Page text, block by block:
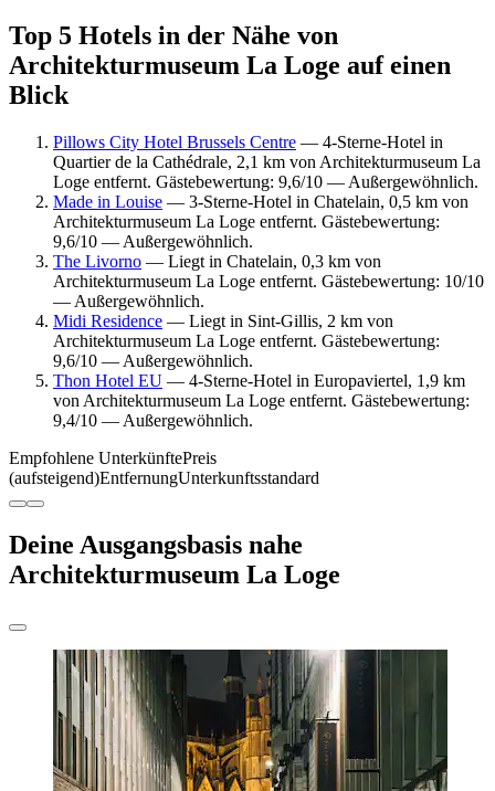
Top 5 Hotels in der Nähe von
Architekturmuseum La Loge auf einen
Blick
Pillows City Hotel Brussels Centre — 4-Sterne-Hotel in
Quartier de la Cathédrale, 2,1 km von Architekturmuseum La
Loge entfernt. Gästebewertung: 9,6/10 — Außergewöhnlich.
Made in Louise — 3-Sterne-Hotel in Chatelain, 0,5 km von
Architekturmuseum La Loge entfernt. Gästebewertung:
9,6/10 — Außergewöhnlich.
The Livorno — Liegt in Chatelain, 0,3 km von
Architekturmuseum La Loge entfernt. Gästebewertung: 10/10
— Außergewöhnlich.
Midi Residence — Liegt in Sint-Gillis, 2 km von
Architekturmuseum La Loge entfernt. Gästebewertung:
9,6/10 — Außergewöhnlich.
Thon Hotel EU — 4-Sterne-Hotel in Europaviertel, 1,9 km
von Architekturmuseum La Loge entfernt. Gästebewertung:
9,4/10 — Außergewöhnlich.
Empfohlene UnterkünftePreis
(aufsteigend)EntfernungUnterkunftsstandard
Deine Ausgangsbasis nahe
Architekturmuseum La Loge